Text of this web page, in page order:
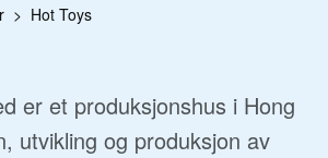
Hot Toys
er et produksjonshus i Hong
utvikling og produksjon av